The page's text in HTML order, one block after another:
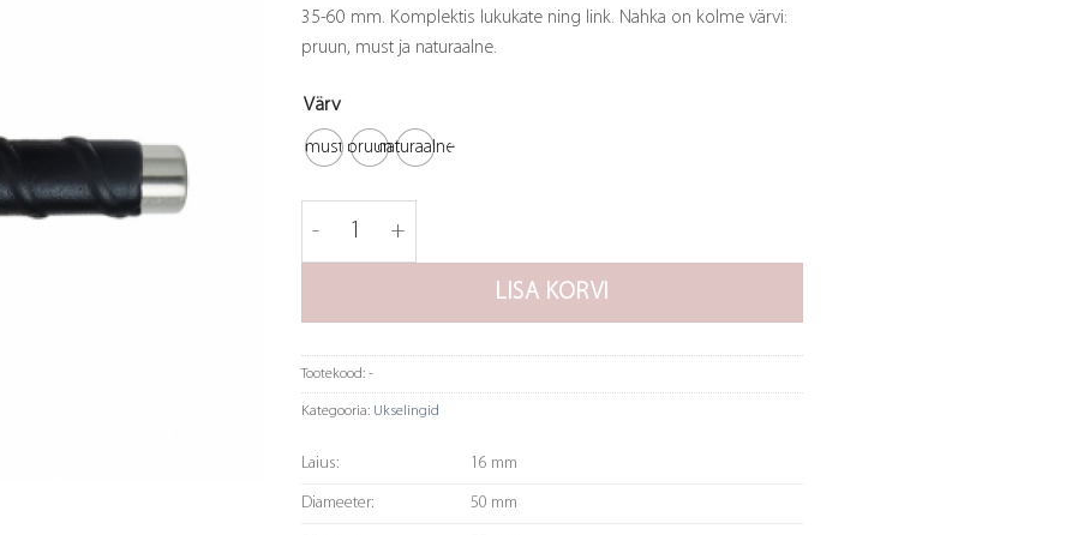
35-60 mm. Komplektis lukukate ning link. Nahka on kolme värvi:
pruun, must ja naturaalne.
Värv
must pruunnaturaalne
Ukselink Kastrup 04 - roostevaba/põimitud must nahk kogus
LISA KORVI
Tootekood: -
Kategooria: Ukselingid
Laius: 16 mm
Diameeter: 50 mm